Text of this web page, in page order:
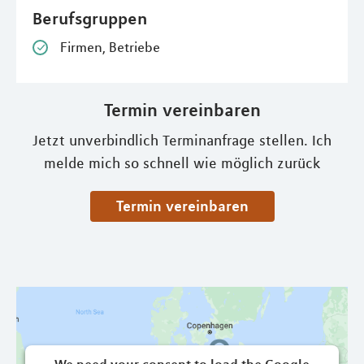
Berufsgruppen
Firmen, Betriebe
Termin vereinbaren
Jetzt unverbindlich Terminanfrage stellen. Ich
melde mich so schnell wie möglich zurück
Termin vereinbaren